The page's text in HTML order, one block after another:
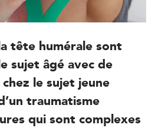
tête humérale sont
sujet âgé avec de
le sujet jeune
traumatisme
qui sont complexes